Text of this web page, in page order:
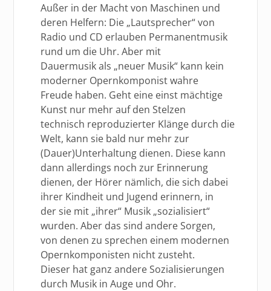
Außer in der Macht von Maschinen und
deren Helfern: Die „Lautsprecher“ von
Radio und CD erlauben Permanentmusik
rund um die Uhr. Aber mit
Dauermusik als „neuer Musik“ kann kein
moderner Opernkomponist wahre
Freude haben. Geht eine einst mächtige
Kunst nur mehr auf den Stelzen
technisch reproduzierter Klänge durch die
Welt, kann sie bald nur mehr zur
(Dauer)Unterhaltung dienen. Diese kann
dann allerdings noch zur Erinnerung
dienen, der Hörer nämlich, die sich dabei
ihrer Kindheit und Jugend erinnern, in
der sie mit „ihrer“ Musik „sozialisiert“
wurden. Aber das sind andere Sorgen,
von denen zu sprechen einem modernen
Opernkomponisten nicht zusteht.
Dieser hat ganz andere Sozialisierungen
durch Musik in Auge und Ohr.